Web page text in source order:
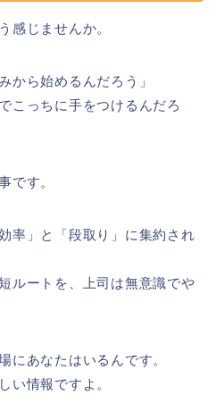
感じませんか。
から始めるんだろう」
こっちに手をつけるんだろ
です。
率」と「段取り」に集約され
ルートを、上司は無意識でや
にあなたはいるんです。
い情報ですよ。